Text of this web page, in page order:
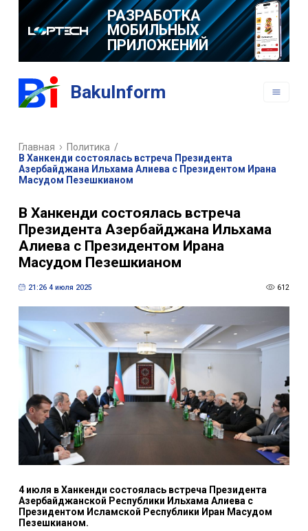
РАЗРАБОТКА
МОБИЛЬНЫХ
ПРИЛОЖЕНИЙ
BakuInform
Главная Политика /
В Ханкенди состоялась встреча Президента
Азербайджана Ильхама Алиева с Президентом Ирана
Масудом Пезешкианом
В Ханкенди состоялась встреча
Президента Азербайджана Ильхама
Алиева с Президентом Ирана
Масудом Пезешкианом
21:26 4 июля 2025 612
4 июля в Ханкенди состоялась встреча Президента
Азербайджанской Республики Ильхама Алиева с
Президентом Исламской Республики Иран Масудом
Пезешкианом.